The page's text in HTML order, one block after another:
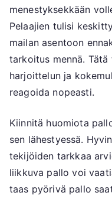
menestyksekkään
Pelaajien tulisi
mailan asentoon
tarkoitus mennä.
harjoittelun ja
reagoida nopeasti.
Kiinnitä huomiota
sen lähestyessä.
tekijöiden tarkkaa
liikkuva pallo voi
taas pyörivä pallo